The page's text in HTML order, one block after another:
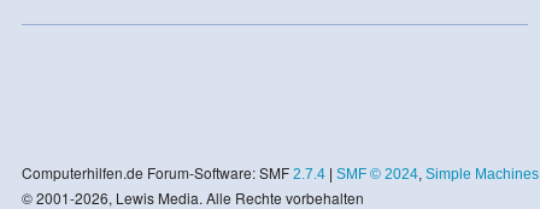
Computerhilfen.de Forum-Software: SMF 2.7.4| SMF © 2024, Simple Machines
© 2001-2026, Lewis Media. Alle Rechte vorbehalten